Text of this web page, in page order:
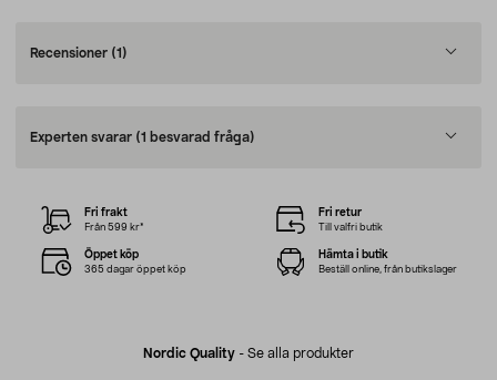
Recensioner (1)
Experten svarar (1 besvarad fråga)
Nordic Quality - Se alla produkter
Fri frakt
Från 599 kr*
Fri retur
Till valfri butik
Öppet köp
365 dagar öppet köp
Hämta i butik
Beställ online, från butikslager